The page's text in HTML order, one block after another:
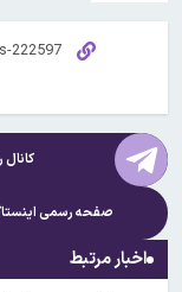
صفحه رسمی
اخبار مرتبط